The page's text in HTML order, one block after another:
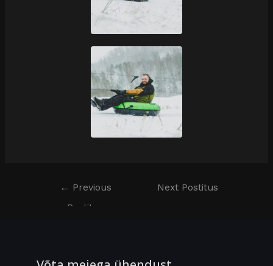
← Previous
Postitus
Next Postitus